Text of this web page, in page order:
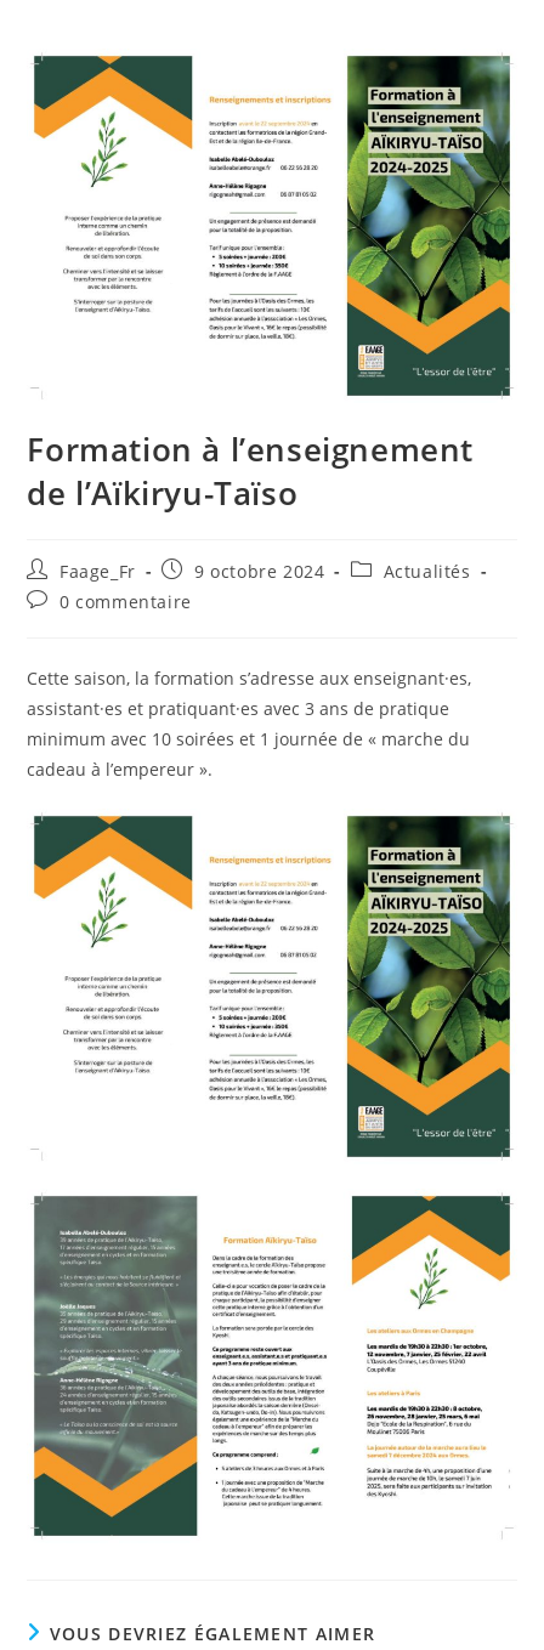
Formation à l’enseignement
de l’Aïkiryu-Taïso
Faage_Fr 9 octobre 2024
Actualités
0 commentaire
Cette saison, la formation s’adresse aux enseignant·es,
assistant·es et pratiquant·es avec 3 ans de pratique
minimum avec 10 soirées et 1 journée de « marche du
cadeau à l’empereur ».
VOUS DEVRIEZ ÉGALEMENT AIMER